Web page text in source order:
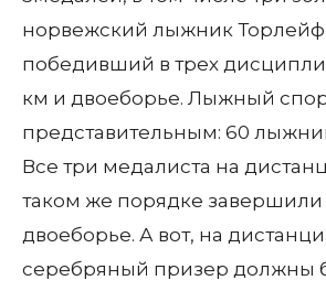
норвежский лыжник Торлейф
победивший в трех
км и двоеборье. Лыжный
представительным: 60
Все три медалиста на
таком же порядке
двоеборье. А вот, на
серебряный призер должны